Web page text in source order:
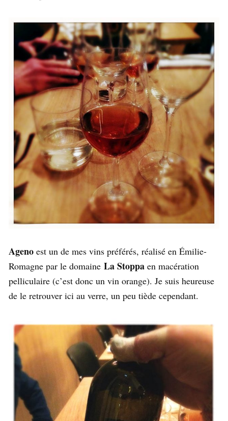
Ageno est un de mes vins préférés, réalisé en Émilie-
Romagne par le domaine La Stoppa en macération
pelliculaire (c’est donc un vin orange). Je suis heureuse
de le retrouver ici au verre, un peu tiède cependant.